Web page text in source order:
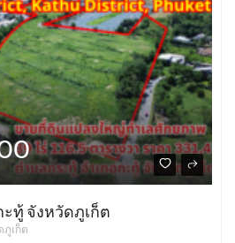
ทู้ จังหวัดภูเก็ต
ภูเก็ต